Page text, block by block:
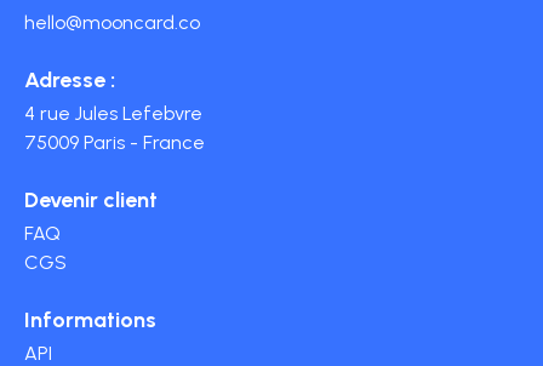
hello@mooncard.co
Adresse :
4 rue Jules Lefebvre
75009 Paris - France
Devenir client
FAQ
CGS
Informations
API